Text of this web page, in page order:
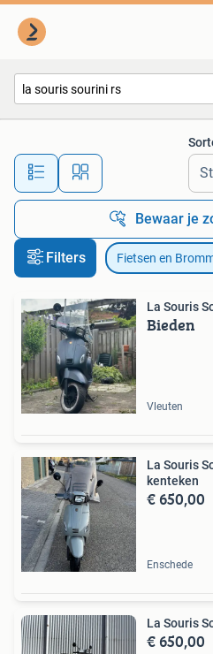
Alle
Bewaar je
Filters Fietsen en
La Souris
Bieden
Vleuten
La Souris
kenteken
€ 650,00
Enschede
La Souris
€ 650,00